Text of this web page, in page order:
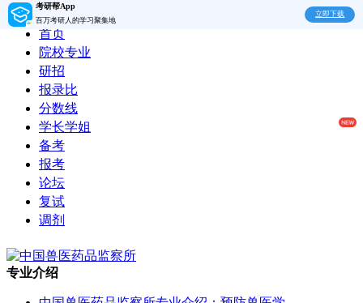
考研帮App
百万考研人的学习聚集地
立即下载
首页
院校专业
研招
报录比
分数线
学长学姐
备考
报考
论坛
复试
调剂
专业介绍